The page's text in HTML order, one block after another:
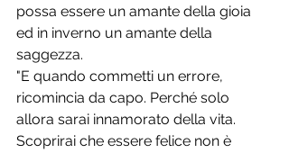
possa essere un amante della gioia
ed in inverno un amante della
saggezza.
"E quando commetti un errore,
ricomincia da capo. Perché solo
allora sarai innamorato della vita.
Scoprirai che essere felice non è